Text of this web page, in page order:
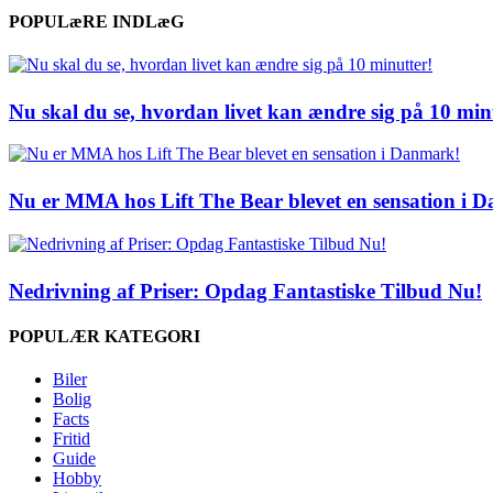
POPULæRE INDLæG
Nu skal du se, hvordan livet kan ændre sig på 10
Nu er MMA hos Lift The Bear blevet en sensation i
Nedrivning af Priser: Opdag Fantastiske Tilbud Nu!
POPULÆR KATEGORI
Biler
Bolig
Facts
Fritid
Guide
Hobby